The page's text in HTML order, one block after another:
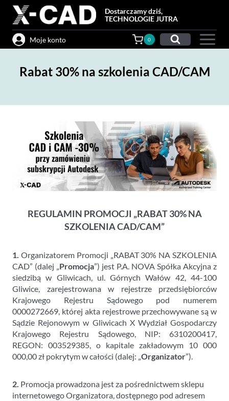
Przejdź
treści
Dostarczamy dziś,
TECHNOLOGIE JUTRA
Moje konto 0
Rabat 30% na szkolenia CAD/CAM
REGULAMIN PROMOCJI „RABAT 30% NA
SZKOLENIA CAD/CAM”
1. Organizatorem Promocji „RABAT 30% NA SZKOLENIA
CAD” (dalej „Promocja”) jest P.A. NOVA Spółka Akcyjna z
siedzibą w Gliwicach, ul. Górnych Wałów 42, 44-100
Gliwice, zarejestrowana w rejestrze przedsiębiorców
Krajowego Rejestru Sądowego pod numerem
0000272669, której akta rejestrowe przechowywane są w
Sądzie Rejonowym w Gliwicach X Wydział Gospodarczy
Krajowego Rejestru Sądowego, NIP: 6310200417,
REGON: 003529385, o kapitale zakładowym 10 000
000,00 zł pokrytym w całości (dalej: „Organizator”).
2. Promocja prowadzona jest za pośrednictwem sklepu
internetowego Organizatora, dostępnego pod adresem